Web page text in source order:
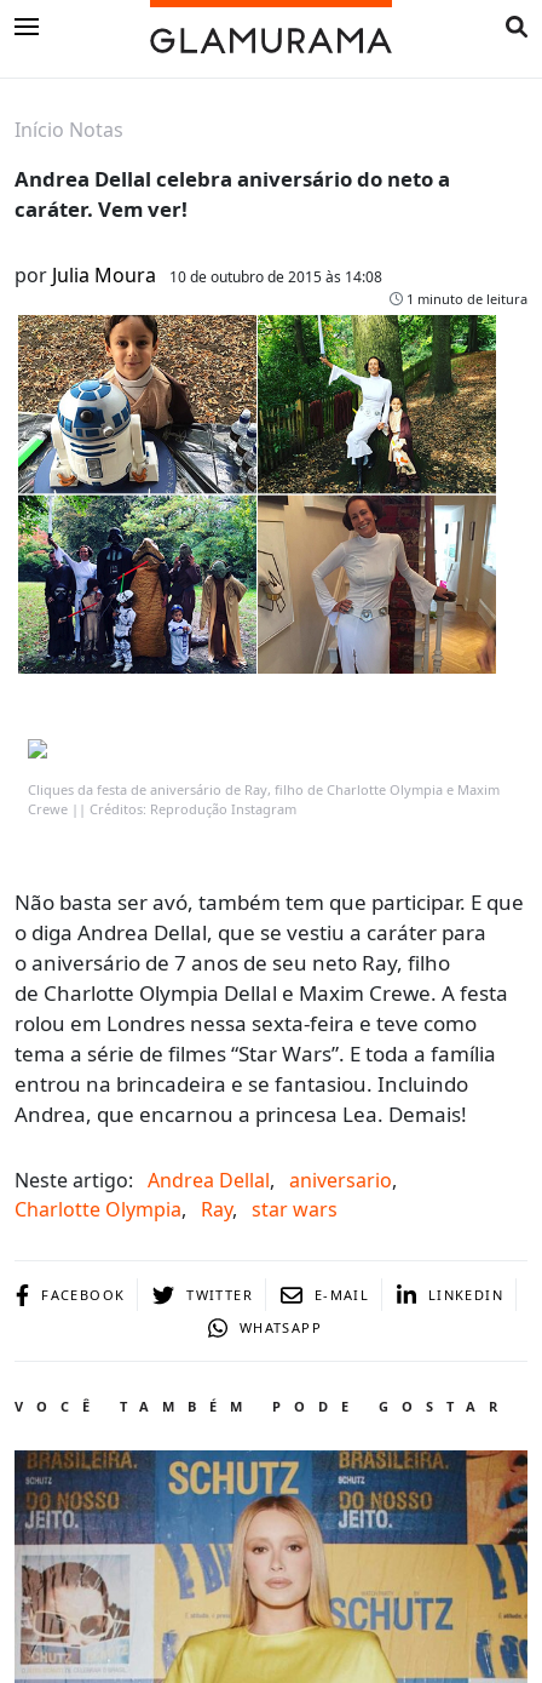
Início Notas
Andrea Dellal celebra aniversário do neto a
caráter. Vem ver!
por Julia Moura 10 de outubro de 2015 às 14:08
1 minuto de leitura
Cliques da festa de aniversário de Ray, filho de Charlotte Olympia e Maxim
Crewe || Créditos: Reprodução Instagram
Não basta ser avó, também tem que participar. E que
o diga Andrea Dellal, que se vestiu a caráter para
o aniversário de 7 anos de seu neto Ray, filho
de Charlotte Olympia Dellal e Maxim Crewe. A festa
rolou em Londres nessa sexta-feira e teve como
tema a série de filmes “Star Wars”. E toda a família
entrou na brincadeira e se fantasiou. Incluindo
Andrea, que encarnou a princesa Lea. Demais!
Neste artigo: Andrea Dellal, aniversario,
Charlotte Olympia, Ray, star wars
FACEBOOK TWITTER E-MAIL
LINKEDIN
WHATSAPP
VOCÊ TAMBÉM PODE GOSTAR